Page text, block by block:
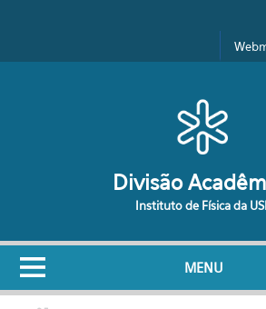
Formulário de
Divisão
Instituto de Física da
MENU